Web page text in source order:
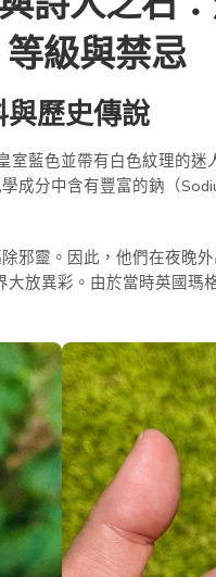
級與禁忌
歷史傳說
藍色並帶有白色紋理的
成分中含有豐富的鈉（
邪靈。因此，他們在夜晚
放異彩。由於當時英國瑪